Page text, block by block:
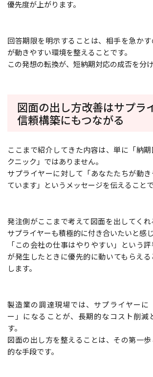
優先度が上がります。
回答期限を明示することは、相手を急か
が動きやすい環境を整えることです。
この発想の転換が、短納期対応の成否を分け
図面の出し方改善はサプラ
信頼構築にもつながる
ここまで紹介してきた内容は、単に「納
クニック」ではありません。
サプライヤーに対して「あなたたちが動
ています」というメッセージを伝えることで
発注側がここまで考えて図面を出してくれ
サプライヤーも積極的に付き合いたいと感じ
「この会社の仕事はやりやすい」という
が発生したときに優先的に動いてもらえ
します。
製造業の調達現場では、サプライヤーに
ー」になることが、長期的なコスト削減
す。
図面の出し方を整えることは、その第一
的な手段です。